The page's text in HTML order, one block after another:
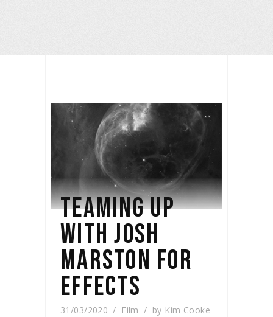
TEAMING UP
WITH JOSH
MARSTON FOR
EFFECTS
31/03/2020 Film by Kim Cooke